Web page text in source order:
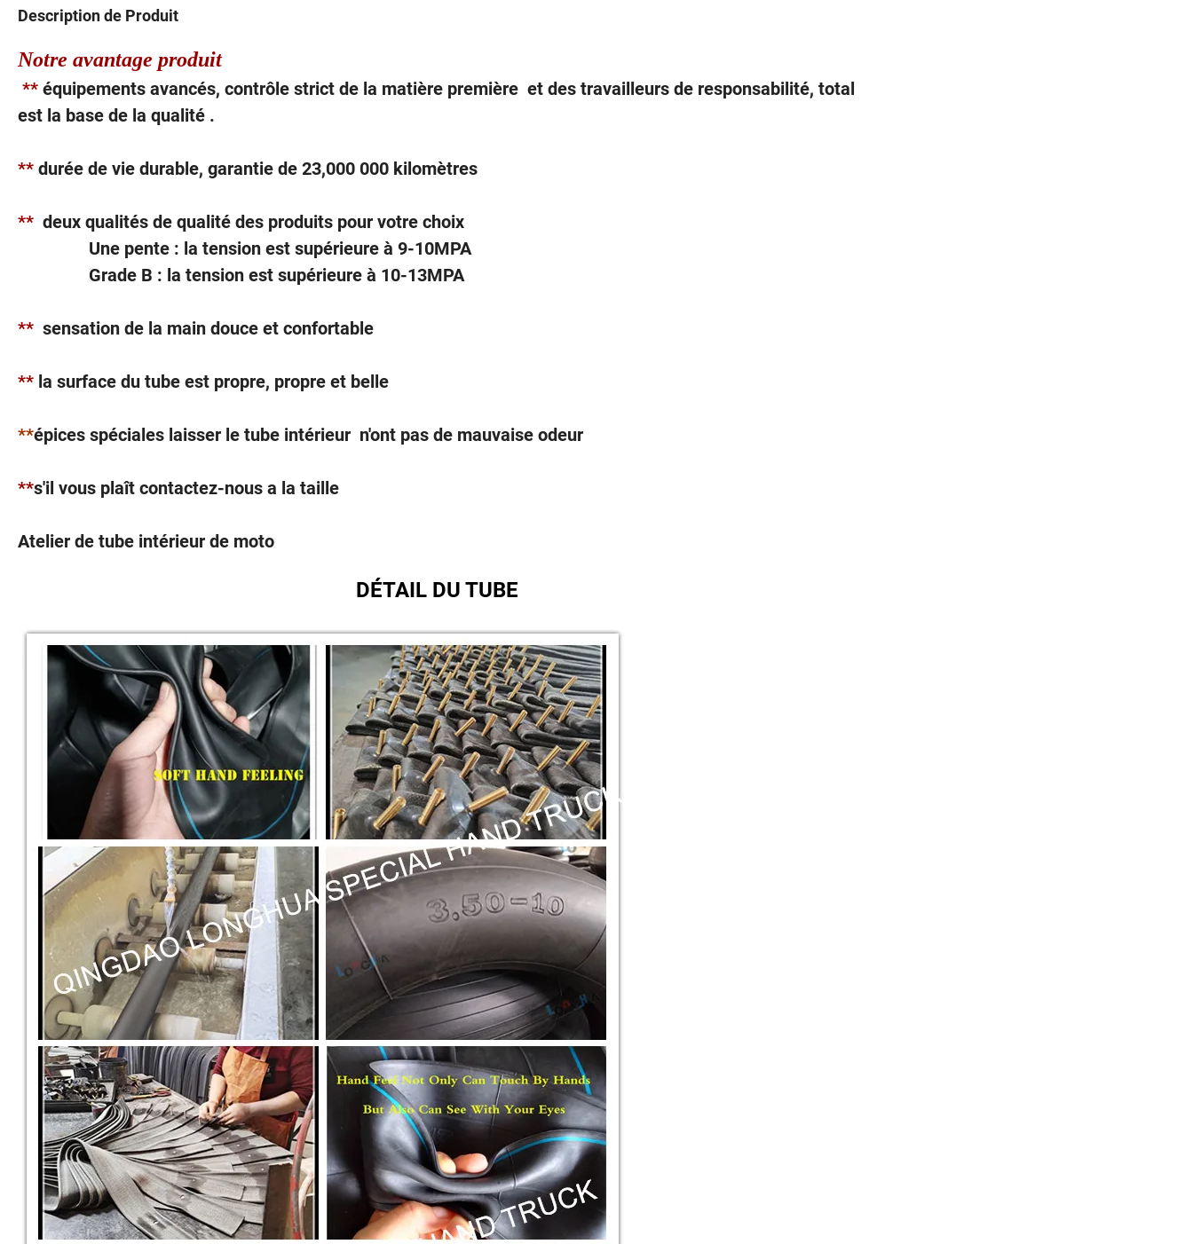
Description de Produit
Notre avantage produit
** équipements avancés, contrôle strict de la matière première et des travailleurs de responsabilité, total
est la base de la qualité .
** durée de vie durable, garantie de 23,000 000 kilomètres
** deux qualités de qualité des produits pour votre choix
Une pente : la tension est supérieure à 9-10MPA
Grade B : la tension est supérieure à 10-13MPA
** sensation de la main douce et confortable
** la surface du tube est propre, propre et belle
**épices spéciales laisser le tube intérieur n'ont pas de mauvaise odeur
**s'il vous plaît contactez-nous a la taille
Atelier de tube intérieur de moto
DÉTAIL DU TUBE